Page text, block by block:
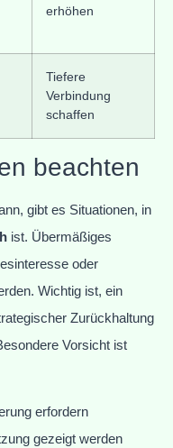
erhöhen
Tiefere
Verbindung
schaffen
beachten
gibt es Situationen, in
ist. Übermäßiges
oder
Wichtig ist, ein
Zurückhaltung
Vorsicht ist
erfordern
gezeigt werden